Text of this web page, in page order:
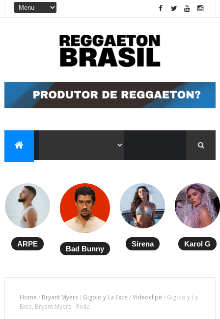
ARPE
Bad Bunny
Sirena Karol G
Home / Bryant Myers/ Gigolo y La Exce /Videoclipe / Gigolo y La
Exce, Bryant Myers - Rolia